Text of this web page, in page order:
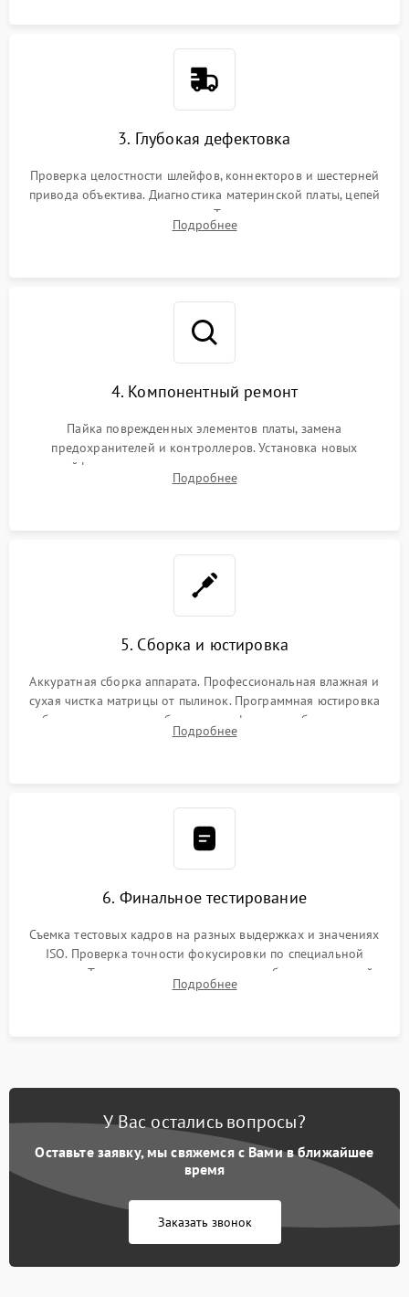
3. Глубокая дефектовка
Проверка целостности шлейфов, коннекторов и шестерней
привода объектива. Диагностика материнской платы, цепей
питания и картоприемника. Тестирование механизма
затвора и блока внутрикамерной стабилизации.
Подробнее
4. Компонентный ремонт
Пайка поврежденных элементов платы, замена
предохранителей и контроллеров. Установка новых
шлейфов, дисплея, механизма затвора или двигателя
автофокуса. Восстановление геометрии тубуса объектива
Подробнее
5. Сборка и юстировка
Аккуратная сборка аппарата. Профессиональная влажная и
сухая чистка матрицы от пылинок. Программная юстировка
рабочего отрезка, калибровка автофокуса, стабилизатора и
экспозамера с помощью сервисного ПО.
Подробнее
6. Финальное тестирование
Съемка тестовых кадров на разных выдержках и значениях
ISO. Проверка точности фокусировки по специальной
мишени. Тест записи на карту памяти, работы встроенной
вспышки, микрофона и всех кнопок управления.
Подробнее
У Вас остались вопросы?
Оставьте заявку, мы свяжемся с Вами в ближайшее
время
Заказать звонок